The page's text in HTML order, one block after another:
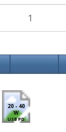
20 - 40
W
USB PD